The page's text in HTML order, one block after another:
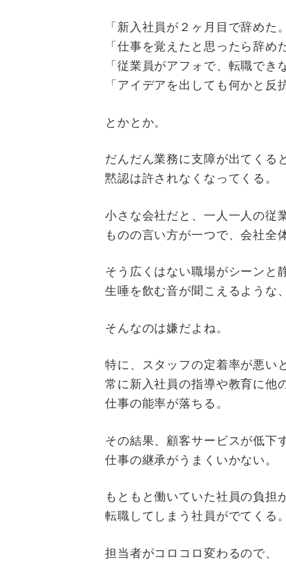
「新入社員が２ヶ月目で辞めた
「仕事を覚えたと思ったら辞め
「従業員がアフォで、転職でき
「アイデアを出しても何かと反
とかとか。
だんだん業務に支障が出てくると
黙認は許されなくなってくる。
小さな会社だと、一人一人の従
ものの言い方が一つで、会社全
そう広くはない職場がシーンと
生唾を飲む音が聞こえるような
そんなのは嫌だよね。
特に、スタッフの定着率が悪いと
常に新入社員の指導や教育に他
仕事の能率が落ちる。
その結果、顧客サービスが低下
仕事の継承がうまくいかない。
もともと働いていた社員の負担
転職してしまう社員がでてくる。
担当者がコロコロ変わるので、